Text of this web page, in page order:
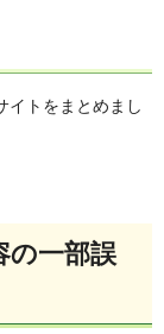
イトをまとめまし
の一部誤